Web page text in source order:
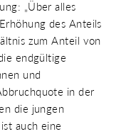
„Über alles
des Anteils
zum Anteil von
endgültige
und
in der
die jungen
auch eine